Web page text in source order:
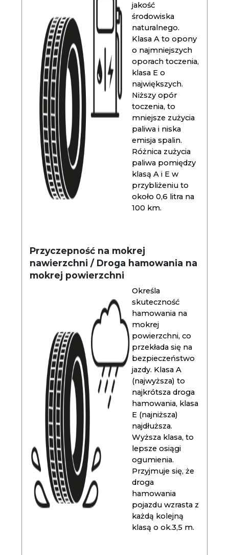
jakość
środowiska
naturalnego.
Klasa A to opony
o najmniejszych
oporach toczenia,
klasa E o
największych.
Niższy opór
toczenia, to
mniejsze zużycia
paliwa i niska
emisja spalin.
Różnica zużycia
paliwa pomiędzy
klasą A i E w
przybliżeniu to
około 0,6 litra na
100 km.
Przyczepność na mokrej
nawierzchni / Droga hamowania na
mokrej powierzchni
Określa
skuteczność
hamowania na
mokrej
powierzchni, co
przekłada się na
bezpieczeństwo
jazdy. Klasa A
(najwyższa) to
najkrótsza droga
hamowania, klasa
E (najniższa)
najdłuższa.
Wyższa klasa, to
lepsze osiągi
ogumienia.
Przyjmuje się, że
droga
hamowania
pojazdu wzrasta z
każdą kolejną
klasą o ok.3,5 m.